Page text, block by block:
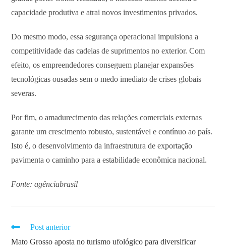
capacidade produtiva e atrai novos investimentos privados.
Do mesmo modo, essa segurança operacional impulsiona a
competitividade das cadeias de suprimentos no exterior. Com
efeito, os empreendedores conseguem planejar expansões
tecnológicas ousadas sem o medo imediato de crises globais
severas.
Por fim, o amadurecimento das relações comerciais externas
garante um crescimento robusto, sustentável e contínuo ao país.
Isto é, o desenvolvimento da infraestrutura de exportação
pavimenta o caminho para a estabilidade econômica nacional.
Fonte: agênciabrasil
Post anterior
Mato Grosso aposta no turismo ufológico para diversificar